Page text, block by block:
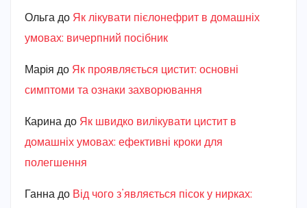
Ольга до Як лікувати пієлонефрит в домашніх
умовах: вичерпний посібник
Марiя до Як проявляється цистит: основні
симптоми та ознаки захворювання
Карина до Як швидко вилікувати цистит в
домашніх умовах: ефективні кроки для
полегшення
Ганна до Від чого з’являється пісок у нирках: